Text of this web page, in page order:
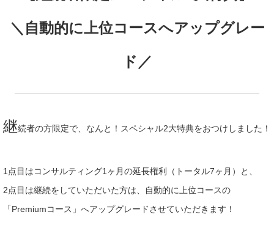
＼自動的に上位コースへアップグレー
ド／
継続者の方限定で、なんと！スペシャル2大特典をおつけしました！
1点目はコンサルティング1ヶ月の延長権利（トータル7ヶ月）と、
2点目は継続をしていただいた方は、自動的に上位コースの
「Premiumコース」へアップグレードさせていただきます！